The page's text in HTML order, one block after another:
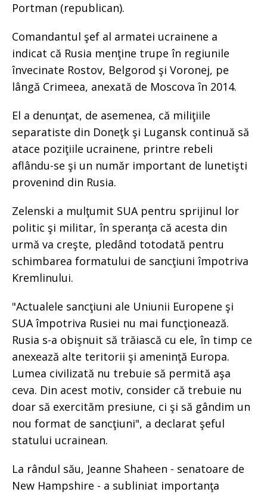
Portman (republican).
Comandantul şef al armatei ucrainene a
indicat că Rusia menţine trupe în regiunile
învecinate Rostov, Belgorod şi Voronej, pe
lângă Crimeea, anexată de Moscova în 2014.
El a denunţat, de asemenea, că miliţiile
separatiste din Doneţk şi Lugansk continuă să
atace poziţiile ucrainene, printre rebeli
aflându-se şi un număr important de lunetişti
provenind din Rusia.
Zelenski a mulţumit SUA pentru sprijinul lor
politic şi militar, în speranţa că acesta din
urmă va creşte, pledând totodată pentru
schimbarea formatului de sancţiuni împotriva
Kremlinului.
"Actualele sancţiuni ale Uniunii Europene şi
SUA împotriva Rusiei nu mai funcţionează.
Rusia s-a obişnuit să trăiască cu ele, în timp ce
anexează alte teritorii şi ameninţă Europa.
Lumea civilizată nu trebuie să permită aşa
ceva. Din acest motiv, consider că trebuie nu
doar să exercităm presiune, ci şi să gândim un
nou format de sancţiuni", a declarat şeful
statului ucrainean.
La rândul său, Jeanne Shaheen - senatoare de
New Hampshire - a subliniat importanţa